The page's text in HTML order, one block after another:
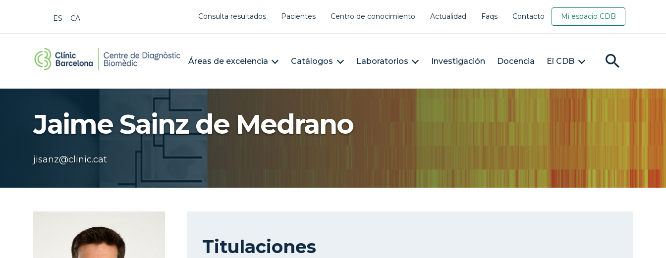
ESPAÑOL
CATALÀ User account menu
Consulta resultados Pacientes Centro de conocimiento Actualidad Faqs Contacto Mi espacio CDB
Main navigation
Áreas de excelencia Catálogos Laboratorios Investigación Docencia El CDB
Buscar
Jaime Sainz de Medrano
jisanz@clinic.cat
Titulaciones